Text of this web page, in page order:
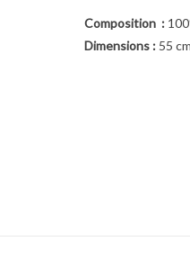
Composition :
Dimensions :55